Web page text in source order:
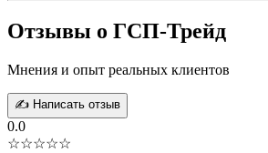
Отзывы о ГСП-Трейд
Мнения и опыт реальных клиентов
✍️ Написать отзыв
0.0
☆☆☆☆☆